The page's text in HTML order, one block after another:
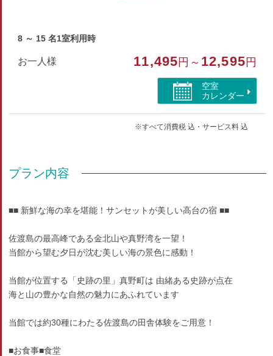
インターネット接続可能なのでパソコンやスマートフォンの操
※おタバコはお外に喫煙所をご用意しております
部屋特徴
8 ～ 15 名1室利用時
お一人様 11,495 円～ 12,595 円
空室
カレンダー
※すべて消費税 込・サービス料 込
プラン内容
■■ 新鮮な海の幸を堪能！サンセットが美しい高台の宿 ■■
佐渡島の最高峰である金北山や真野湾を一望！
当館から望む夕日が沈む美しい海の景色に感動！
当館が位置する「史跡の里」真野町は 由緒ある史跡が点在
海と山の豊かな自然の魅力にあふれています
当館では約30種にわたる佐渡島の田舎体験をご用意！
■お食事■食堂